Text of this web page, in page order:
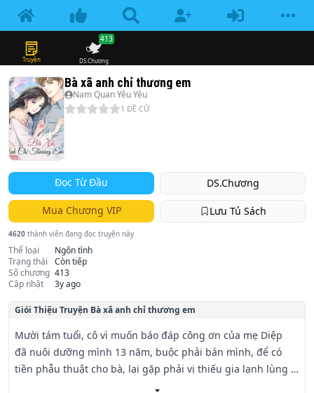
Truyện DS.Chương
413
Bà xã anh chỉ thương em
Nam Quan Yêu Yêu
1 ĐỀ CỬ
Đọc Từ Đầu DS.Chương
Mua Chương VIP Lưu Tủ Sách
4620 thành viên đang đọc truyện này
Thể loại
Ngôn tình
Trạng thái
Còn tiếp
Số chương 413
Cập nhật
3y ago
Giói Thiệu Truyện Bà xã anh chỉ thương em
Mười tám tuổi, cô vì muốn báo đáp công ơn của mẹ Diệp
đã nuôi dưỡng mình 13 năm, buộc phải bán mình, để có
tiền phẫu thuật cho bà, lại gặp phải vị thiếu gia lạnh lùng
không có hứng thú với phụ nữ trong truyền thuyết. Thế